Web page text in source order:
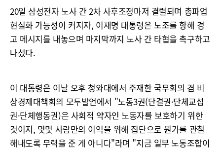
20일 삼성전자 노사 간 2차 사후조정마저 결렬되며 총파업
현실화 가능성이 커지자, 이재명 대통령은 노조를 향해 경
고 메시지를 내놓으며 마지막까지 노사 간 타협을 촉구하고
나섰다.
이 대통령은 이날 오후 청와대에서 주재한 국무회의 겸 비
상경제대책회의 모두발언에서 "노동3권(단결권·단체교섭
권·단체행동권)은 사회적 약자인 노동자를 보호하기 위한
것이지, 몇몇 사람만의 이익을 위해 집단으로 뭔가를 관철
해내도록 무력을 준 게 아니다"라며 "지금 일부 노동조합이